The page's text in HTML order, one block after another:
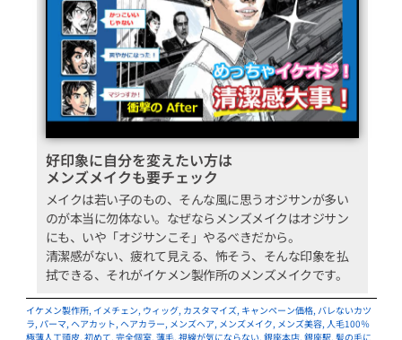
好印象に自分を変えたい方は
メンズメイクも要チェック
メイクは若い子のもの、そんな風に思うオジサンが多い
のが本当に勿体ない。なぜならメンズメイクはオジサン
にも、いや「オジサンこそ」やるべきだから。
清潔感がない、疲れて見える、怖そう、そんな印象を払
拭できる、それがイケメン製作所のメンズメイクです。
イケメン製作所, イメチェン, ウィッグ, カスタマイズ, キャンペーン価格, バレないカツ
ラ, パーマ, ヘアカット, ヘアカラー, メンズヘア, メンズメイク, メンズ美容, 人毛100％
極薄人工頭皮, 初めて, 完全個室, 薄毛, 視線が気にならない, 銀座本店, 銀座駅, 髪の毛に